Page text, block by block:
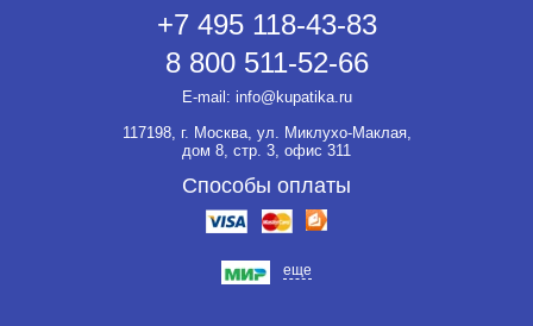
+7 495 118-43-83
8 800 511-52-66
E-mail: info@kupatika.ru
117198, г. Москва, ул. Миклухо-Маклая,
дом 8, стр. 3, офис 311
Способы оплаты
еще